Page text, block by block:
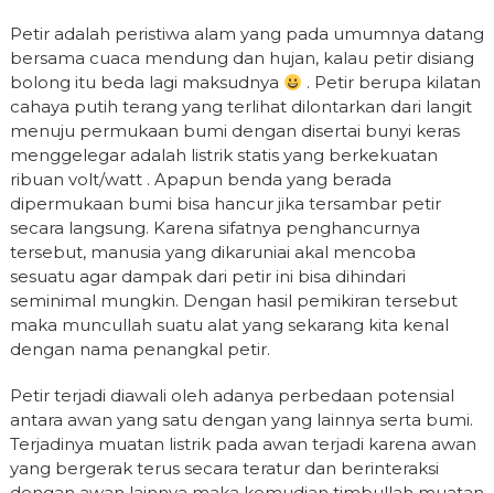
Petir adalah peristiwa alam yang pada umumnya datang
bersama cuaca mendung dan hujan, kalau petir disiang
bolong itu beda lagi maksudnya
. Petir berupa kilatan
cahaya putih terang yang terlihat dilontarkan dari langit
menuju permukaan bumi dengan disertai bunyi keras
menggelegar adalah listrik statis yang berkekuatan
ribuan volt/watt . Apapun benda yang berada
dipermukaan bumi bisa hancur jika tersambar petir
secara langsung. Karena sifatnya penghancurnya
tersebut, manusia yang dikaruniai akal mencoba
sesuatu agar dampak dari petir ini bisa dihindari
seminimal mungkin. Dengan hasil pemikiran tersebut
maka muncullah suatu alat yang sekarang kita kenal
dengan nama penangkal petir.
Petir terjadi diawali oleh adanya perbedaan potensial
antara awan yang satu dengan yang lainnya serta bumi.
Terjadinya muatan listrik pada awan terjadi karena awan
yang bergerak terus secara teratur dan berinteraksi